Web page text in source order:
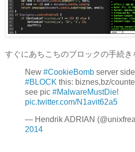
すぐにあちこちのブロックの手続き
New #CookieBomb server
#BLOCK this: biznes,bz/
see pic #MalwareMustDie!
pic.twitter.com/N1avit62a5
— Hendrik ADRIAN
2014